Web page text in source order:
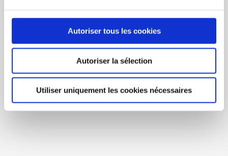
Autoriser tous les cookies
Autoriser la sélection
Utiliser uniquement les cookies nécessaires
EcoVin Translucent (5oz) 50/box
C$80.00
Unit price: C$1.60